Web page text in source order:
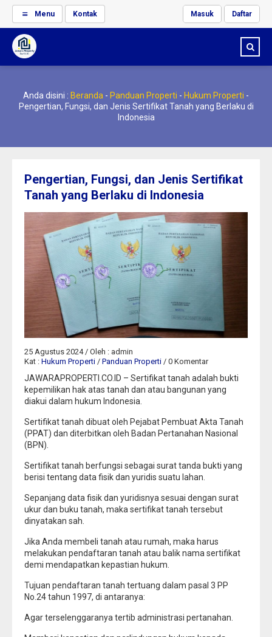
Menu Kontak Masuk Daftar
Anda disini : Beranda - Panduan Properti - Hukum Properti -
Pengertian, Fungsi, dan Jenis Sertifikat Tanah yang Berlaku di
Indonesia
Pengertian, Fungsi, dan Jenis Sertifikat
Tanah yang Berlaku di Indonesia
25 Agustus 2024 / Oleh : admin
Kat : Hukum Properti / Panduan Properti / 0 Komentar
JAWARAPROPERTI.CO.ID – Sertifikat tanah adalah bukti
kepemilikan hak atas tanah dan atau bangunan yang
diakui dalam hukum Indonesia.
Sertifikat tanah dibuat oleh Pejabat Pembuat Akta Tanah
(PPAT) dan diterbitkan oleh Badan Pertanahan Nasional
(BPN).
Sertifikat tanah berfungsi sebagai surat tanda bukti yang
berisi tentang data fisik dan yuridis suatu lahan.
Sepanjang data fisik dan yuridisnya sesuai dengan surat
ukur dan buku tanah, maka sertifikat tanah tersebut
dinyatakan sah.
Jika Anda membeli tanah atau rumah, maka harus
melakukan pendaftaran tanah atau balik nama sertifikat
demi mendapatkan kepastian hukum.
Tujuan pendaftaran tanah tertuang dalam pasal 3 PP
No.24 tahun 1997, di antaranya:
Agar terselenggaranya tertib administrasi pertanahan.